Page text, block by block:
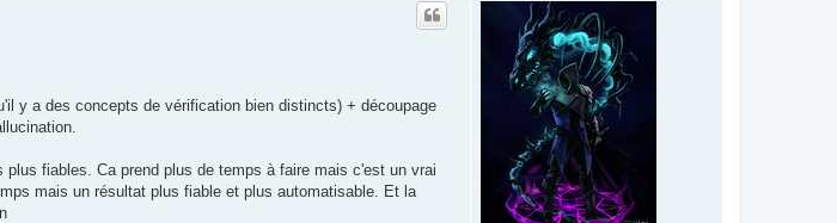
y a des concepts de vérification bien distincts) + découpage
fiables. Ca prend plus de temps à faire mais c'est un vrai
mais un résultat plus fiable et plus automatisable. Et la